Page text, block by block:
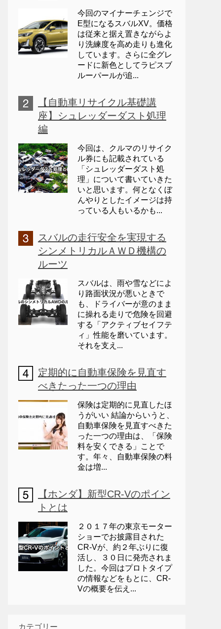
今回のマイナーチェンジで
E型になるスバルXV。価格
は従来と据え置きながらよ
り洗練度を高め走りも進化
しています。さらに全グレ
ードに新色としてラピスブ
ルーパールが追...
【自動車リサイクル基礎講
座】シュレッダーダスト処理
編
今回は、クルマのリサイク
ル券にも記載されている
「シュレッダーダスト処
理」について書いていきた
いと思います。何となくぼ
んやりとしたイメージは持
っている人もいるかも...
スバルの走行安全を実現する
シンメトリカルＡＷＤ機構の
ルーツ
スバルは、雨や雪などによ
り路面状況が悪いときで
も、ドライバーが意のまま
に操れる走りで危険を回避
する「アクティブセイフテ
ィ」性能を磨いています。
それを支え...
定期的に自動車保険を見直す
べきたった一つの理由
保険は定期的に見直したほ
うがいい 結論からいうと、
自動車保険を見直すべきた
った一つの理由は、「保険
料を安くできる」ことで
す。年々、自動車保険の料
金は増...
【ホンダ】新型CR-Vのポイン
トとは
２０１７年の東京モーター
ショーでお披露目された
CR-Vが、約２年ぶりに復
活し、３０日に発売されま
した。今回はプロトタイプ
の情報などをもとに、CR-
Vの概要を伝え...
カテゴリー